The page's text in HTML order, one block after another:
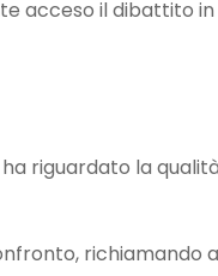
acceso il dibattito
riguardato la
richiamando